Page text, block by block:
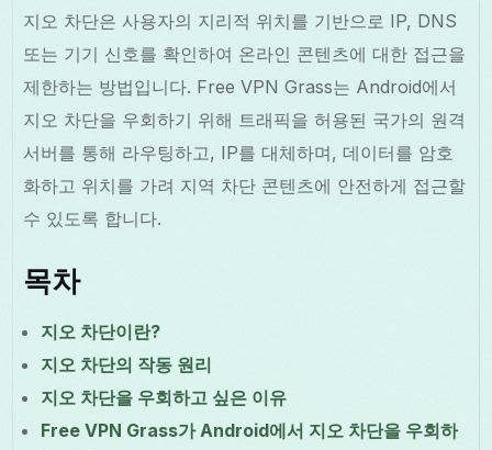
지오 차단은 사용자의 지리적 위치를 기반으로 IP, DNS
또는 기기 신호를 확인하여 온라인 콘텐츠에 대한 접근을
제한하는 방법입니다. Free VPN Grass는 Android에서
지오 차단을 우회하기 위해 트래픽을 허용된 국가의 원격
서버를 통해 라우팅하고, IP를 대체하며, 데이터를 암호
화하고 위치를 가려 지역 차단 콘텐츠에 안전하게 접근할
수 있도록 합니다.
목차
지오 차단이란?
지오 차단의 작동 원리
지오 차단을 우회하고 싶은 이유
Free VPN Grass가 Android에서 지오 차단을 우회하